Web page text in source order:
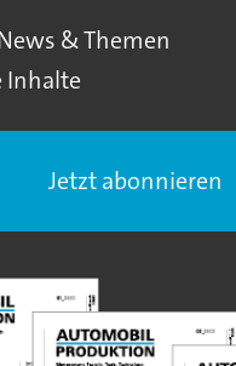
& Themen
Inhalte
Jetzt abonnieren